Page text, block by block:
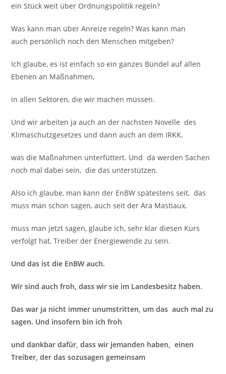
ein Stück weit über Ordnungspolitik regeln?
Was kann man über Anreize regeln? Was kann man
auch persönlich noch den Menschen mitgeben?
Ich glaube, es ist einfach so ein ganzes Bündel auf allen
Ebenen an Maßnahmen,
in allen Sektoren, die wir machen müssen.
Und wir arbeiten ja auch an der nächsten Novelle des
Klimaschutzgesetzes und dann auch an dem IRKK,
was die Maßnahmen unterfüttert. Und da werden Sachen
noch mal dabei sein, die das unterstützen.
Also ich glaube, man kann der EnBW spätestens seit, das
muss man schon sagen, auch seit der Ära Mastiaux,
muss man jetzt sagen, glaube ich, sehr klar diesen Kurs
verfolgt hat, Treiber der Energiewende zu sein.
Und das ist die EnBW auch.
Wir sind auch froh, dass wir sie im Landesbesitz haben.
Das war ja nicht immer unumstritten, um das auch mal zu
sagen. Und insofern bin ich froh
und dankbar dafür, dass wir jemanden haben, einen
Treiber, der das sozusagen gemeinsam